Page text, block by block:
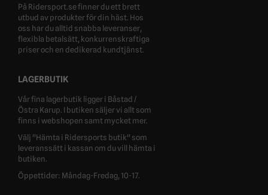
På Ridersport.se finner du ett brett
utbud av produkter för din häst. Hos
oss har du alltid snabba leveranser,
flexibla betalsätt, konkurrenskraftiga
priser och en dedikerad kundtjänst.
LAGERBUTIK
Vår fina lagerbutik ligger i Båstad /
Östra Karup. I butiken säljer vi allt som
finns i webshopen samt mycket mer.
Välj "Hämta i Ridersports butik" som
leveranssätt i kassan om du vill hämta i
butiken.
Öppettider: Måndag-Fredag, 10-17.